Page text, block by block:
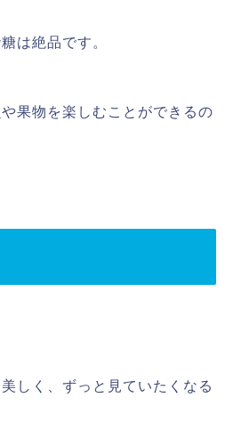
は絶品です。
果物を楽しむことができるの
しく、ずっと見ていたくなる